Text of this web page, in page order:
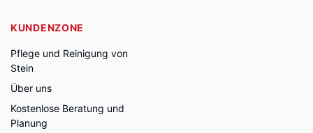
KUNDENZONE
Pflege und Reinigung von
Stein
Über uns
Kostenlose Beratung und
Planung